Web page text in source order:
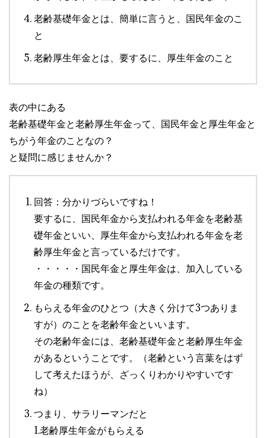
老齢基礎年金とは、簡単に言うと、国民年金のこ
と
老齢厚生年金とは、要するに、厚生年金のこと
表の中にある
老齢基礎年金と老齢厚生年金って、国民年金と厚生年金と
ちがう年金のことなの？
と疑問に感じませんか？
回答：分かりづらいですね！
要するに、国民年金から支払われる年金を老齢基
礎年金といい、厚生年金から支払われる年金を老
齢厚生年金と言っているだけです。
・・・・・国民年金と厚生年金は、加入している
年金の種類です。
もらえる年金のひとつ（大きく分けて3つありま
すが）のことを老齢年金といいます。
その老齢年金には、老齢基礎年金と老齢厚生年金
があるということです。（老齢という言葉をはず
して考えたほうが、ざっくりわかりやすいです
ね）
つまり、サラリーマンだと
1.老齢厚生年金がもらえる